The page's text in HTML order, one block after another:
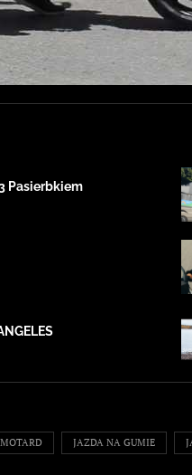
Pasierbkiem
JAZDA NA GUMIE